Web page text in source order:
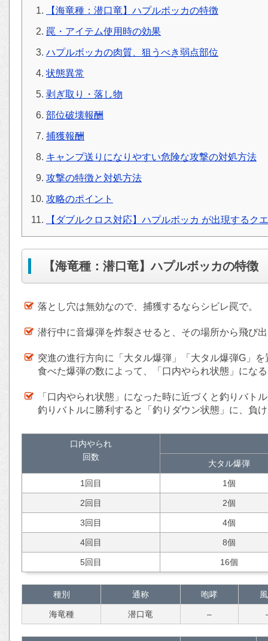
【海竜種：潜口竜】ハプルボッカの特徴
罠・アイテム使用時の効果
ハプルボッカの肉質、狙うべき弱点部位
状態異常
剥ぎ取り・落し物
部位破壊報酬
捕獲報酬
キャンプ送りになりやすい危険な攻撃の対処方法
攻撃の特徴と対処方法
攻略のポイント
【ダブルクロス対応】ハプルボッカ が出現するク
【海竜種：潜口竜】ハプルボッカの特徴
落とし穴は無効なので、捕獲するならシビレ罠で。
潜行中に音爆弾を炸裂させると、その場所から飛び
突進の進行方向に「大タル爆弾」「大タル爆弾G」
食べた爆弾の数によって、「口内やられ状態」にな
「口内やられ状態」になった時に近づくと釣りバト
釣りバトルに勝利すると「釣りダウン状態」に、負
口内やられ
回数
大タル爆弾
1回目 1個
2回目 2個
3回目 4個
4回目 8個
5回目 16個
種別 通称 咆哮
海竜種 潜口竜 –